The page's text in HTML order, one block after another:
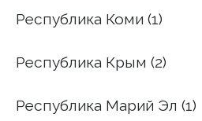
Республика Коми (1)
Республика Крым (2)
Республика Марий Эл (1)